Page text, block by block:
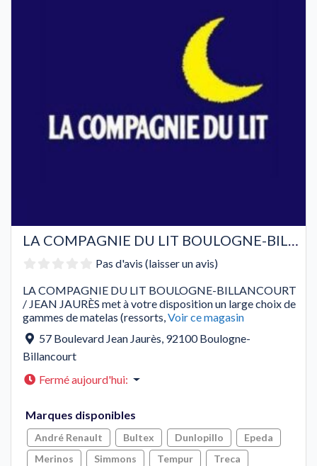
LA COMPAGNIE DU LIT BOULOGNE-BILLANCOURT / JEAN JAURÈS
Pas d'avis (laisser un avis)
LA COMPAGNIE DU LIT BOULOGNE-BILLANCOURT
/ JEAN JAURÈS met à votre disposition un large choix de
gammes de matelas (ressorts,Voir ce magasin
57 Boulevard Jean Jaurès, 92100 Boulogne-
Billancourt
Fermé aujourd'hui:
Marques disponibles
André Renault Bultex Dunlopillo
Epeda
Merinos
Simmons Tempur Treca